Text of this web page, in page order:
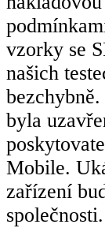
vzorky se
našich
byla
Mobile.
zařízení
společnosti.